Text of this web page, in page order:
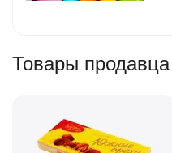
Товары продавца